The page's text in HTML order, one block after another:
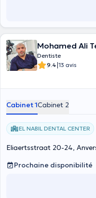
Mohamed Ali
Dentiste
9.4|13 avis
Cabinet 1Cabinet 2
EL NABIL DENTAL CENTER
Eliaertsstraat 20-24,
Prochaine disponibilité